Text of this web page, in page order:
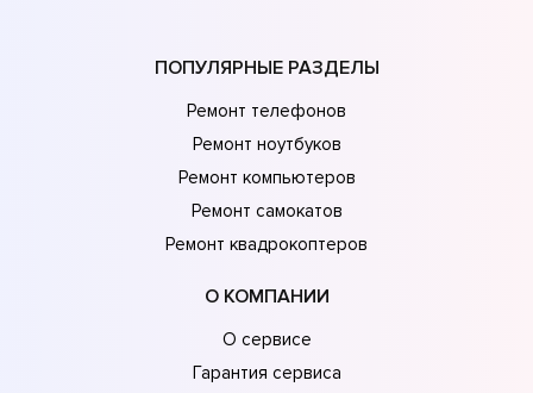
ПОПУЛЯРНЫЕ РАЗДЕЛЫ
Ремонт телефонов
Ремонт ноутбуков
Ремонт компьютеров
Ремонт самокатов
Ремонт квадрокоптеров
О КОМПАНИИ
О сервисе
Гарантия сервиса